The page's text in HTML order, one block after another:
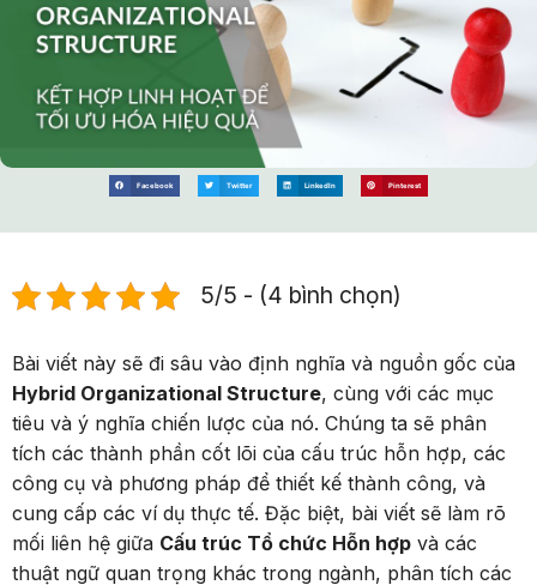
5/5 - (4 bình chọn)
Bài viết này sẽ đi sâu vào định nghĩa và nguồn gốc của
Hybrid Organizational Structure , cùng với các mục
tiêu và ý nghĩa chiến lược của nó. Chúng ta sẽ phân
tích các thành phần cốt lõi của cấu trúc hỗn hợp, các
công cụ và phương pháp để thiết kế thành công, và
cung cấp các ví dụ thực tế. Đặc biệt, bài viết sẽ làm rõ
mối liên hệ giữa Cấu trúc Tổ chức Hỗn hợp và các
thuật ngữ quan trọng khác trong ngành, phân tích các